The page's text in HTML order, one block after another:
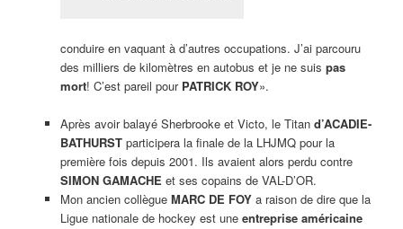
conduire en vaquant à d’autres occupations. J’ai parcouru
des milliers de kilomètres en autobus et je ne suis pas
mort! C’est pareil pour PATRICK ROY».
Après avoir balayé Sherbrooke et Victo, le Titan d’ACADIE-
BATHURSTparticipera la finale de la LHJMQ pour la
première fois depuis 2001. Ils avaient alors perdu contre
SIMON GAMACHE et ses copains de VAL-D’OR.
Mon ancien collègue MARC DE FOY a raison de dire que la
Ligue nationale de hockey est une entreprise américaine